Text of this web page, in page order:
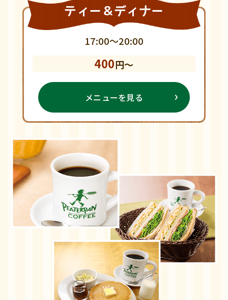
ティー＆ディナー
17:00～20:00
400円～
メニューを見る